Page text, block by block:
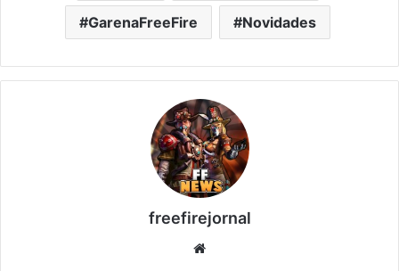
GarenaFreeFire Novidades
freefirejornal